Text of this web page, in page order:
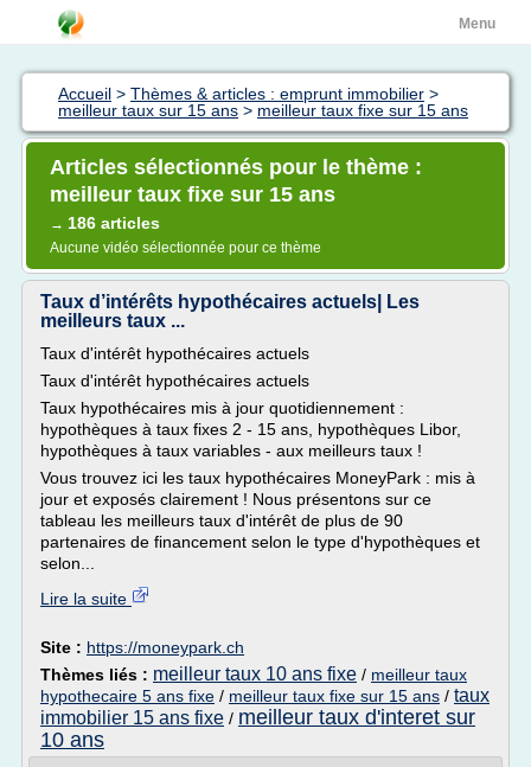
Menu
Accueil > Thèmes & articles : emprunt immobilier >
meilleur taux sur 15 ans > meilleur taux fixe sur 15 ans
Articles sélectionnés pour le thème :
meilleur taux fixe sur 15 ans
→ 186 articles
Aucune vidéo sélectionnée pour ce thème
Taux d’intérêts hypothécaires actuels| Les
meilleurs taux ...
Taux d'intérêt hypothécaires actuels
Taux d'intérêt hypothécaires actuels
Taux hypothécaires mis à jour quotidiennement :
hypothèques à taux fixes 2 - 15 ans, hypothèques Libor,
hypothèques à taux variables - aux meilleurs taux !
Vous trouvez ici les taux hypothécaires MoneyPark : mis à
jour et exposés clairement ! Nous présentons sur ce
tableau les meilleurs taux d'intérêt de plus de 90
partenaires de financement selon le type d'hypothèques et
selon...
Lire la suite
Site : https://moneypark.ch
Thèmes liés : meilleur taux 10 ans fixe / meilleur taux
hypothecaire 5 ans fixe / meilleur taux fixe sur 15 ans / taux
immobilier 15 ans fixe / meilleur taux d'interet sur
10 ans